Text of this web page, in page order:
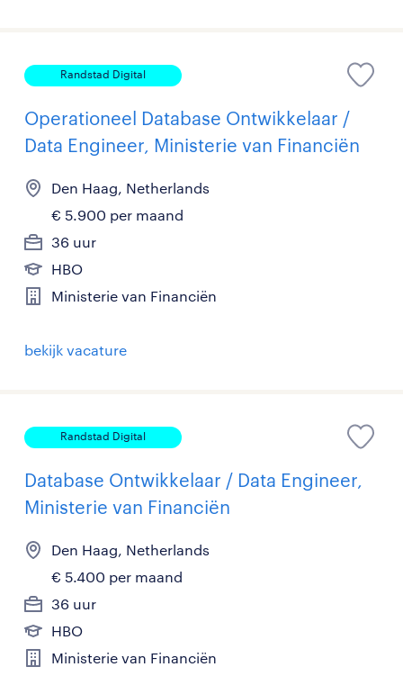
Randstad Digital
Operationeel Database Ontwikkelaar /
Data Engineer, Ministerie van Financiën
Den Haag, Netherlands
€ 5.900 per maand
36 uur
HBO
Ministerie van Financiën
bekijk vacature
Randstad Digital
Database Ontwikkelaar / Data Engineer,
Ministerie van Financiën
Den Haag, Netherlands
€ 5.400 per maand
36 uur
HBO
Ministerie van Financiën